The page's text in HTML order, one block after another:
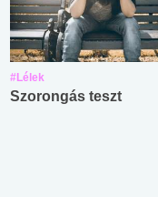
#Lélek
Szorongás teszt